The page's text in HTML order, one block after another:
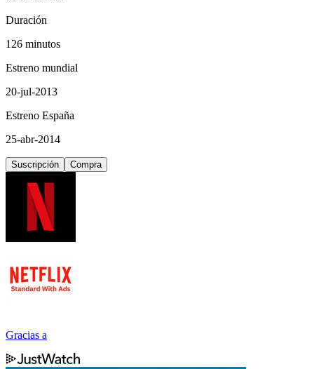
Duración
126 minutos
Estreno mundial
20-jul-2013
Estreno España
25-abr-2014
Suscripción Compra
Gracias a